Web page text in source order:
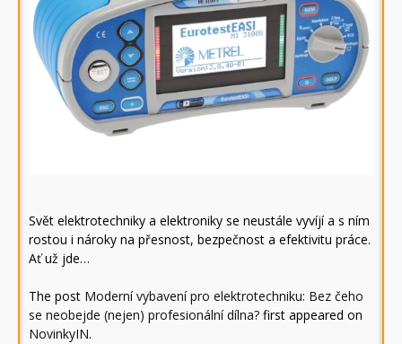
Svět elektrotechniky a elektroniky se neustále vyvíjí a s ním
rostou i nároky na přesnost, bezpečnost a efektivitu práce.
Ať už jde…
The post Moderní vybavení pro elektrotechniku: Bez čeho
se neobejde (nejen) profesionální dílna? first appeared on
NovinkyIN.